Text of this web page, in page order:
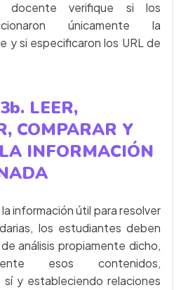
docente verifique si los
únicamente la
y si especificaron los URL de
LEER,
COMPARAR Y
INFORMACIÓN
información útil para resolver
los estudiantes deben
análisis propiamente dicho,
esos contenidos,
y estableciendo relaciones